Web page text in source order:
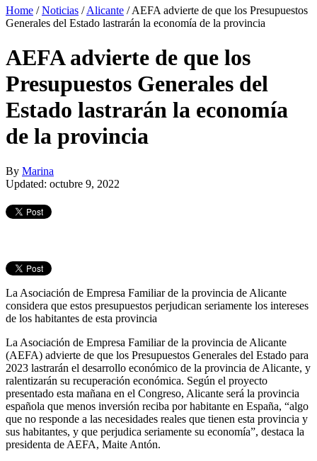
Home /Noticias /Alicante /AEFA advierte de que los Presupuestos
Generales del Estado lastrarán la economía de la provincia
AEFA advierte de que los
Presupuestos Generales del
Estado lastrarán la economía
de la provincia
By Marina
Updated: octubre 9, 2022
La Asociación de Empresa Familiar de la provincia de Alicante
considera que estos presupuestos perjudican seriamente los intereses
de los habitantes de esta provincia
La Asociación de Empresa Familiar de la provincia de Alicante
(AEFA) advierte de que los Presupuestos Generales del Estado para
2023 lastrarán el desarrollo económico de la provincia de Alicante, y
ralentizarán su recuperación económica. Según el proyecto
presentado esta mañana en el Congreso, Alicante será la provincia
española que menos inversión reciba por habitante en España, “algo
que no responde a las necesidades reales que tienen esta provincia y
sus habitantes, y que perjudica seriamente su economía”, destaca la
presidenta de AEFA, Maite Antón.